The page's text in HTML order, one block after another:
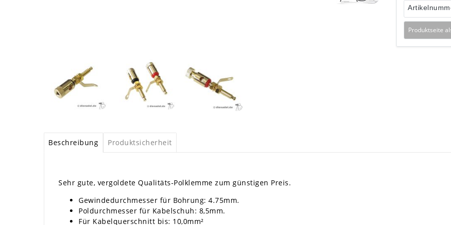
Produktseite
Beschreibung Produktsicherheit
Sehr gute, vergoldete Qualitäts-Polklemme zum günstigen Preis.
Gewindedurchmesser für Bohrung: 4.75mm.
Poldurchmesser für Kabelschuh: 8,5mm.
Für Kabelquerschnitt bis: 10,0mm²